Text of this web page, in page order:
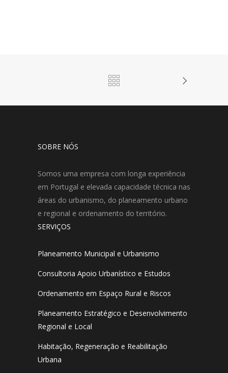
SOBRE NÓS
Somos uma empresa com longa experiência
em Portugal e elevada capacidade técnica nas
áreas do urbanismo, do planeamento urbano
e regional e ordenamento do território.
SERVIÇOS
Planeamento Municipal e Urbanismo
Consultoria Apoio Urbanístico e Estudos
Ordenamento em Espaço Rural e Riscos
Planeamento Estratégico e Desenvolvimento
Regional e Local
Habitação, Regeneração e Reabilitação
Urbana